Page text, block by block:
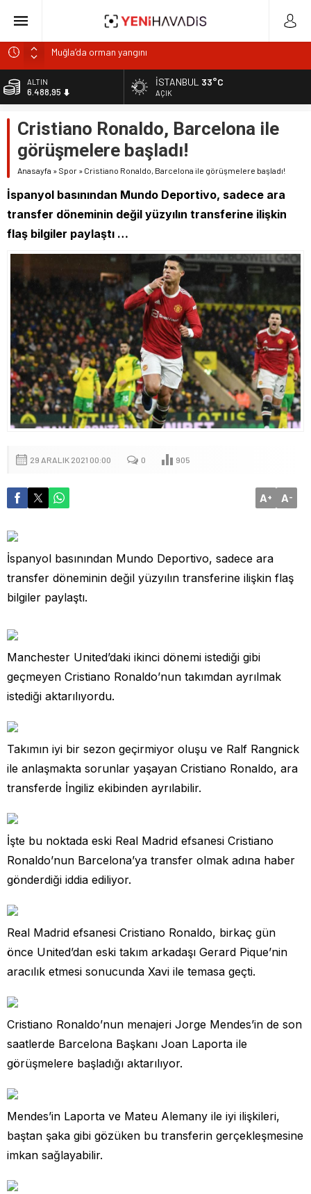
Muğla’da orman yangını
DOA’NIN BEDELİNİTÜKETİCİYE Mİ ÖDETİYORLAR?
e-Devlet’in en çok kullanılan uygulamaları SGK hizmetleri
oldu
“Kurumsaldır, hata yapmaz.” Demeyin!
Gıdada Güven Nerede Başlıyor, Nerede Bitiyor?
ALTIN
6.488,95
13.798,82
DOLAR
54,9646
İSTANBUL 33°C
AÇIK
Cristiano Ronaldo, Barcelona ile
görüşmelere başladı!
Anasayfa » Spor » Cristiano Ronaldo, Barcelona ile görüşmelere başladı!
İspanyol basınından Mundo Deportivo, sadece ara
transfer döneminin değil yüzyılın transferine ilişkin
flaş bilgiler paylaştı …
29 ARALIK 2021 00:00 0 905
A+ A-
İspanyol basınından Mundo Deportivo, sadece ara
transfer döneminin değil yüzyılın transferine ilişkin flaş
bilgiler paylaştı.
Manchester United’daki ikinci dönemi istediği gibi
geçmeyen Cristiano Ronaldo’nun takımdan ayrılmak
istediği aktarılıyordu.
Takımın iyi bir sezon geçirmiyor oluşu ve Ralf Rangnick
ile anlaşmakta sorunlar yaşayan Cristiano Ronaldo, ara
transferde İngiliz ekibinden ayrılabilir.
İşte bu noktada eski Real Madrid efsanesi Cristiano
Ronaldo’nun Barcelona’ya transfer olmak adına haber
gönderdiği iddia ediliyor.
Real Madrid efsanesi Cristiano Ronaldo, birkaç gün
önce United’dan eski takım arkadaşı Gerard Pique’nin
aracılık etmesi sonucunda Xavi ile temasa geçti.
Cristiano Ronaldo’nun menajeri Jorge Mendes’in de son
saatlerde Barcelona Başkanı Joan Laporta ile
görüşmelere başladığı aktarılıyor.
Mendes’in Laporta ve Mateu Alemany ile iyi ilişkileri,
baştan şaka gibi gözüken bu transferin gerçekleşmesine
imkan sağlayabilir.